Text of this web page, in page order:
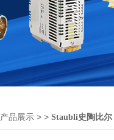
产品展示 > > Staubli史陶比尔